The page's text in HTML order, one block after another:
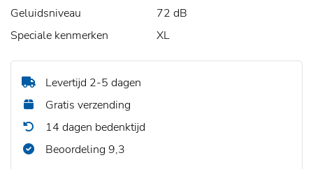
Geluidsniveau
72 dB
Speciale kenmerken
XL
Levertijd 2-5 dagen
Gratis verzending
14 dagen bedenktijd
Beoordeling 9,3